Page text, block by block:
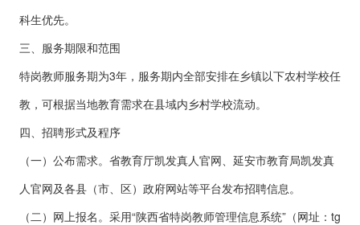
科生优先。
三、服务期限和范围
特岗教师服务期为3年，服务期内全部安排在乡镇以下农村学校任
教，可根据当地教育需求在县域内乡村学校流动。
四、招聘形式及程序
（一）公布需求。省教育厅凯发真人官网、延安市教育局凯发真
人官网及各县（市、区）政府网站等平台发布招聘信息。
（二）网上报名。采用“陕西省特岗教师管理信息系统”（网址：tg